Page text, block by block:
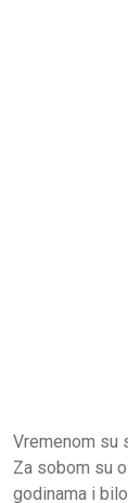
Vremenom su
Za sobom su
godinama i